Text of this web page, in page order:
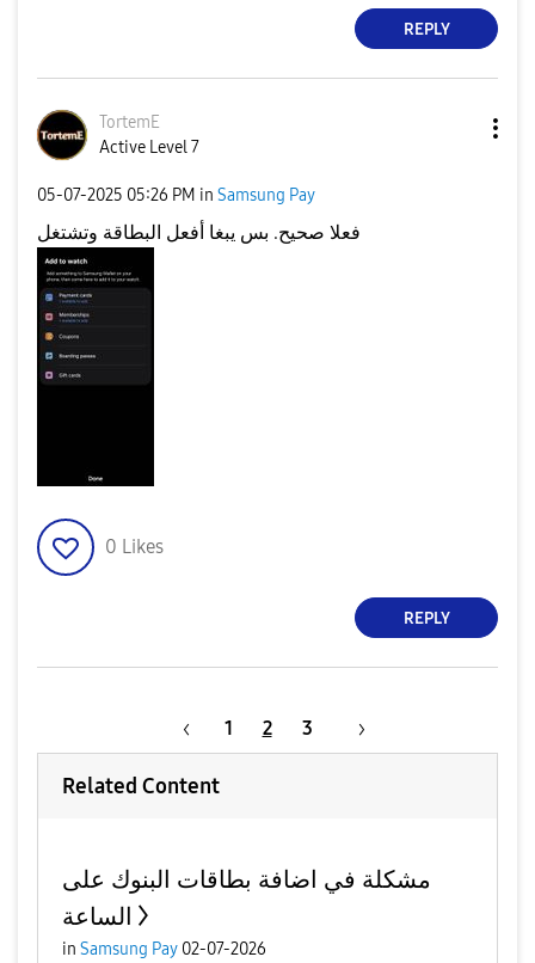
REPLY
TortemE
Active Level 7
‎05-07-2025 05:26 PM in Samsung Pay
فعلا صحيح. بس يبغا أفعل البطاقة وتشتغل
0 Likes
REPLY
1 2 3
Related Content
مشكلة في اضافة بطاقات البنوك على
الساعة
in Samsung Pay 02-07-2026